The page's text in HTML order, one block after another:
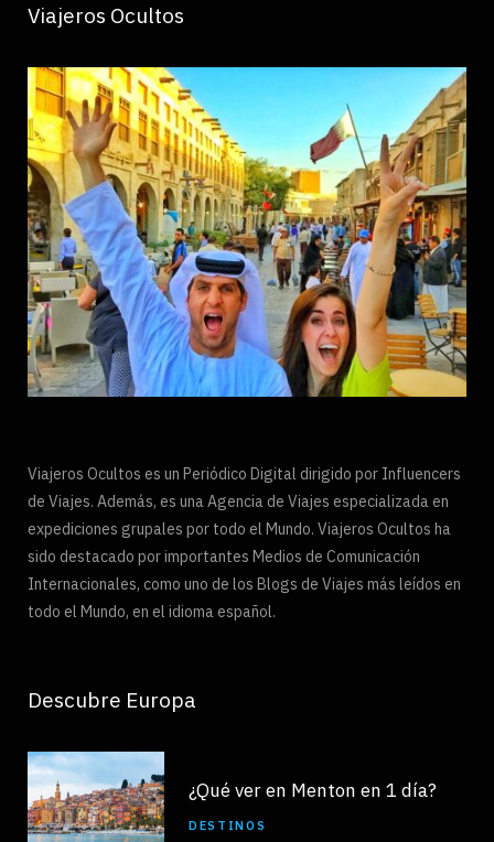
Viajeros Ocultos
Viajeros Ocultos es un Periódico Digital dirigido por Influencers
de Viajes. Además, es una Agencia de Viajes especializada en
expediciones grupales por todo el Mundo. Viajeros Ocultos ha
sido destacado por importantes Medios de Comunicación
Internacionales, como uno de los Blogs de Viajes más leídos en
todo el Mundo, en el idioma español.
Descubre Europa
¿Qué ver en Menton en 1 día?
DESTINOS